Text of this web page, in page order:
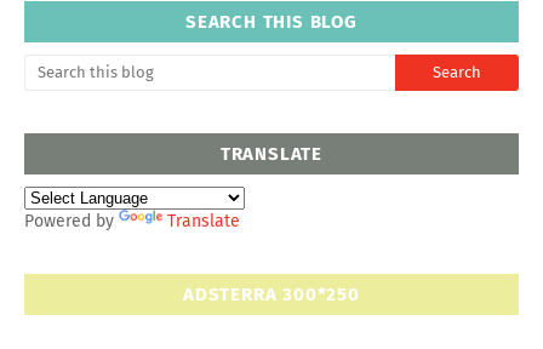
SEARCH THIS BLOG
TRANSLATE
Powered by Translate
ADSTERRA 300*250